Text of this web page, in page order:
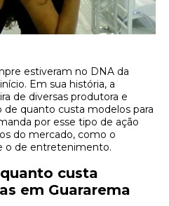
estiveram no DNA da
Em sua história, a
de diversas produtora e
quanto custa modelos para
por esse tipo de ação
do mercado, como o
o de entretenimento.
custa
em Guararema